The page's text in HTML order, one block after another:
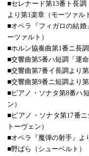
■セレナード第13番ト長調
より第1楽章（モーツァル
■オペラ『フィガロの結
ーツァルト）
■ホルン協奏曲第1番ニ長
■交響曲第5番ハ短調「運
■交響曲第7番イ長調より
■交響曲第9番ニ短調より
■ピアノ・ソナタ第8番ハ
ン）
■ピアノ・ソナタ第17番
トーヴェン）
■オペラ『魔弾の射手』よ
■野ばら（シューベルト）